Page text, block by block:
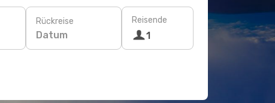
Rückreise
Datum
Reisende
1